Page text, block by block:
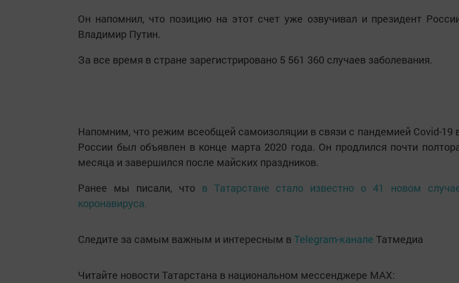
Он напомнил, что позицию на этот счет уже озвучивал и президент
Владимир Путин.
За все время в стране зарегистрировано 5 561 360 случаев заболевания.
Напомним, что режим всеобщей самоизоляции в связи с пандемией Covid-19
России был объявлен в конце марта 2020 года. Он продлился почти
месяца и завершился после майских праздников.
Ранее мы писали, что в Татарстане стало известно о 41 новом
коронавируса.
Следите за самым важным и интересным в Telegram-канале Татмедиа
Читайте новости Татарстана в национальном мессенджере MАХ: